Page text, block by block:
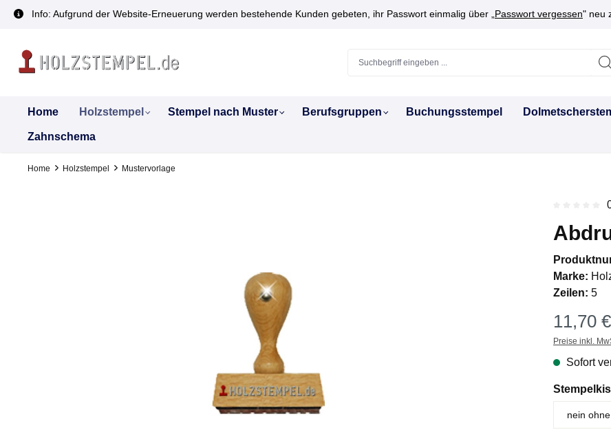
springen
Info: Aufgrund der Website-Erneuerung werden bestehende Kunden gebeten, ihr Passwort einmalig über „ Passwort vergessen" neu
Home Holzstempel Stempel nach Muster Berufsgruppen Buchungsstempel
Zahnschema
Home Holzstempel Mustervorlage
Marke:
Zeilen: 5
11,70
Preise inkl.
Sofort